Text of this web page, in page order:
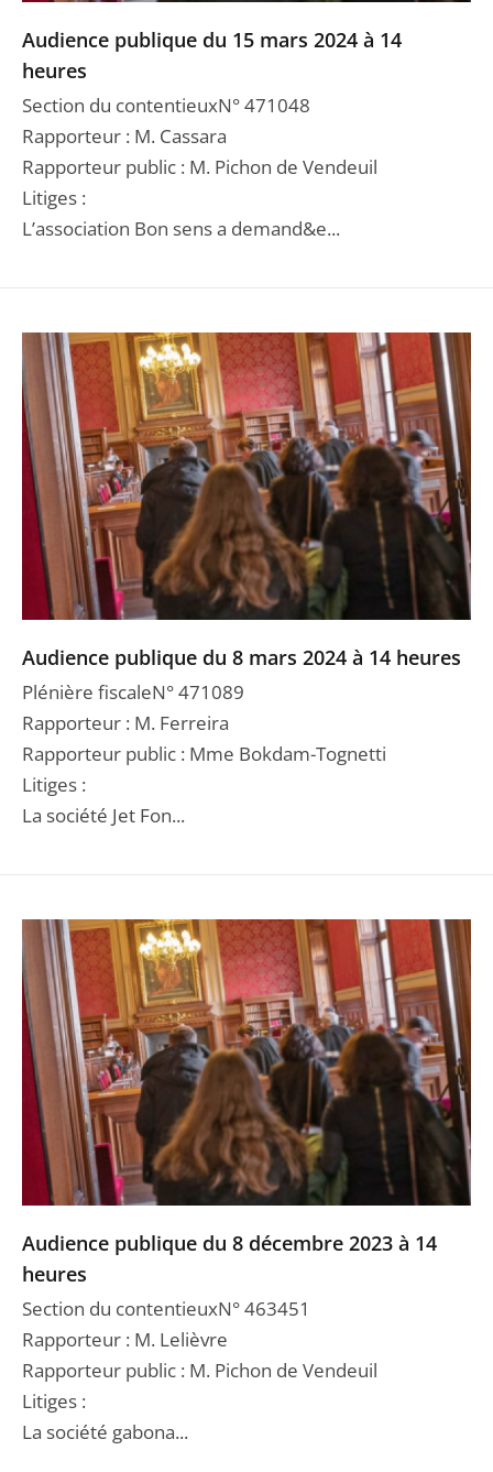
Audience publique du 15 mars 2024 à 14
heures
Section du contentieuxN° 471048
Rapporteur : M. Cassara
Rapporteur public : M. Pichon de Vendeuil
Litiges :
L’association Bon sens a demand&e...
Audience publique du 8 mars 2024 à 14 heures
Plénière fiscaleN° 471089
Rapporteur : M. Ferreira
Rapporteur public : Mme Bokdam-Tognetti
Litiges :
La société Jet Fon...
Audience publique du 8 décembre 2023 à 14
heures
Section du contentieuxN° 463451
Rapporteur : M. Lelièvre
Rapporteur public : M. Pichon de Vendeuil
Litiges :
La société gabona...